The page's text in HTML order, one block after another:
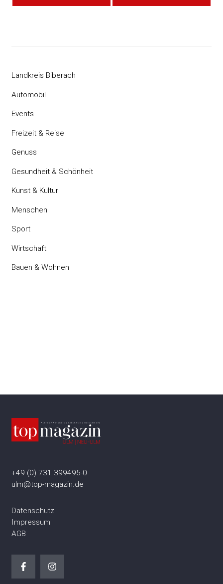
Landkreis Biberach
Automobil
Events
Freizeit & Reise
Genuss
Gesundheit & Schönheit
Kunst & Kultur
Menschen
Sport
Wirtschaft
Bauen & Wohnen
+49 (0) 731 399495-0
ulm@top-magazin.de
Datenschutz
Impressum
AGB